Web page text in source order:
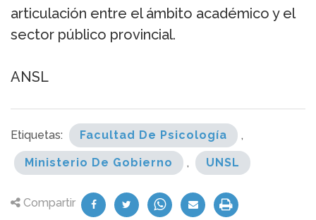
articulación entre el ámbito académico y el
sector público provincial.
ANSL
Etiquetas: Facultad De Psicología ,
Ministerio De Gobierno , UNSL
Compartir